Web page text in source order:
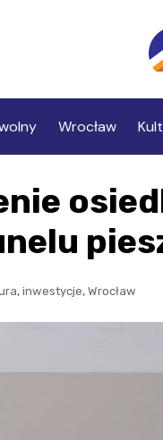
Wrocław
, inwestycje, Wrocław